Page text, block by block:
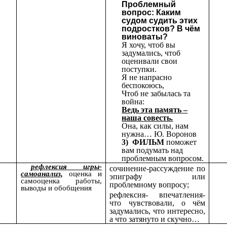
Проблемный
вопрос: Каким
судом судить этих
подростков? В чём
виноваты?
Я хочу, чтоб вы
задумались, чтоб
оценивали свои
поступки.
Я не напрасно
беспокоюсь,
Чтоб не забылась та
война:
Ведь эта память –
наша совесть.
Она, как силы, нам
нужна… Ю. Воронов
3) ФИЛЬМпоможет
вам подумать над
проблемным вопросом.
рефлексия игры-
самоанализ, оценка и
самооценка работы,
выводы и обобщения
сочинение-рассуждение по
эпиграфу или
проблемному вопросу;
рефлексия- впечатления-
что чувствовали, о чём
задумались, что интересно,
а что затянуто и скучно…